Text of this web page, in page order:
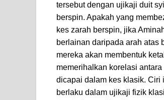
tersebut dengan ujikaji duit
berspin. Apakah yang
kes zarah berspin, jika
berlainan daripada arah atas
mereka akan membentuk
memerihalkan korelasi
dicapai dalam kes klasik. Ciri
berlaku dalam ujikaji fizik